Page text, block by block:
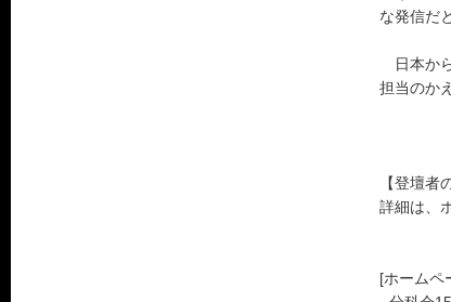
な発信だ
日本か
担当のか
【登壇者
詳細は、
[ホームペ